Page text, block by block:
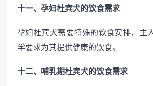
十一、孕妇杜宾犬的饮食需求
孕妇杜宾犬需要特殊的饮食安排，主
学要求为其提供健康的饮食。
十二、哺乳期杜宾犬的饮食需求